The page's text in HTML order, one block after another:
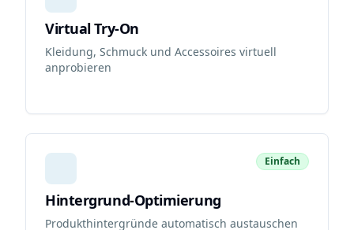
Virtual Try-On
Kleidung, Schmuck und Accessoires virtuell
anprobieren
Einfach
Hintergrund-Optimierung
Produkthintergründe automatisch austauschen